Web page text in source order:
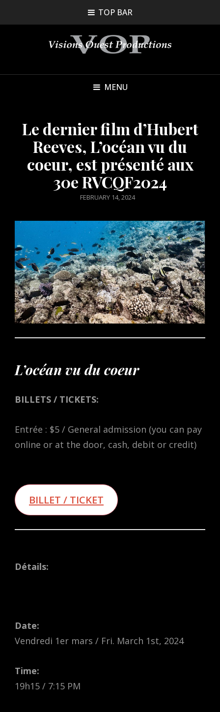
TOP BAR
MENU
Le dernier film d’Hubert
Reeves, L’océan vu du
coeur, est présenté aux
30e RVCQF2024
POSTED
FEBRUARY 14, 2024
L’océan vu du coeur
BILLETS / TICKETS:
Entrée : $5 / General admission (you can pay
online or at the door, cash, debit or credit)
BILLET / TICKET
Détails:
Date:
Vendredi 1er mars / Fri. March 1st, 2024
Time:
19h15 / 7:15 PM